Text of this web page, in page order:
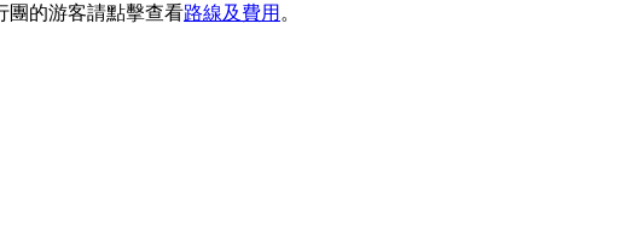
團的游客請點擊查看路線及費用 。